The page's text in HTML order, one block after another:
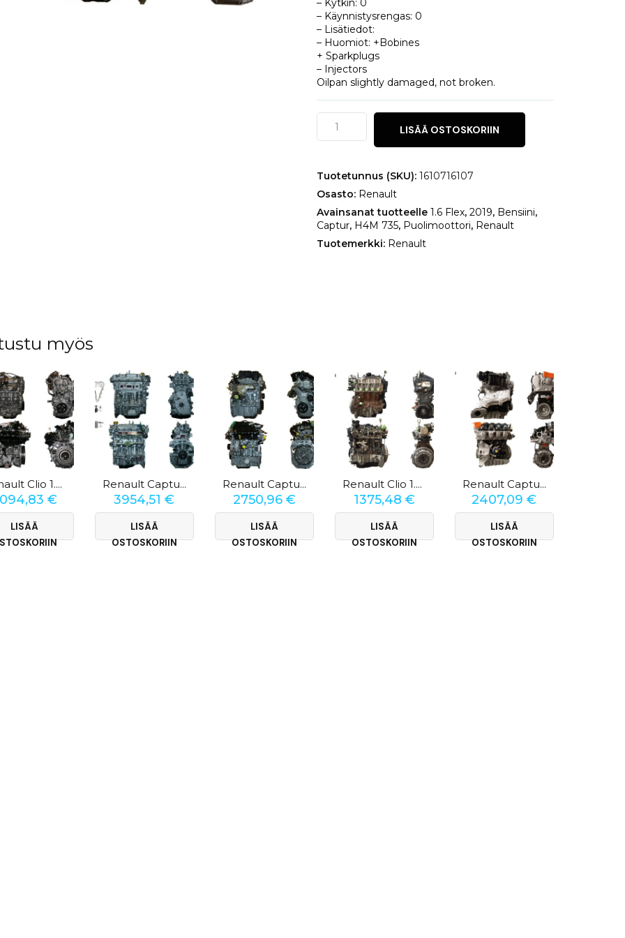
– Kytkin: 0
– Käynnistysrengas: 0
– Lisätiedot:
– Huomiot: +Bobines
+ Sparkplugs
– Injectors
Oilpan slightly damaged, not broken.
Renault
Captur
1.6
määrä
LISÄÄ OSTOSKORIIN
Tuotetunnus (SKU): 1610716107
Osasto: Renault
Avainsanat tuotteelle 1.6 Flex, 2019, Bensiini,
Captur, H4M 735, Puolimoottori, Renault
Tuotemerkki: Renault
myös
Renault Clio 1.6 RS
€
LISÄÄ
Renault Captur 1.2 TCe
3954,51€
LISÄÄ
OSTOSKORIIN
Renault Captur 1.6 SCe
2750,96 €
LISÄÄ
OSTOSKORIIN
Renault Clio 1.5 DCi
1375,48 €
LISÄÄ
OSTOSKORIIN
Renault Captur 2.0
2407,09€
LISÄÄ
OSTOSKORIIN